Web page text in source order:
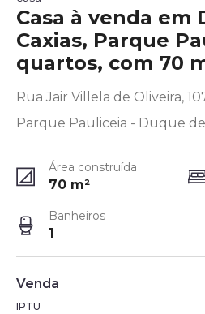
Casa à venda em
Caxias, Parque
quartos, com 70
Rua Jair Villela de Oliveira,
Parque Pauliceia - Duque de
Área construída
70 m²
Banheiros
1
Venda
IPTU